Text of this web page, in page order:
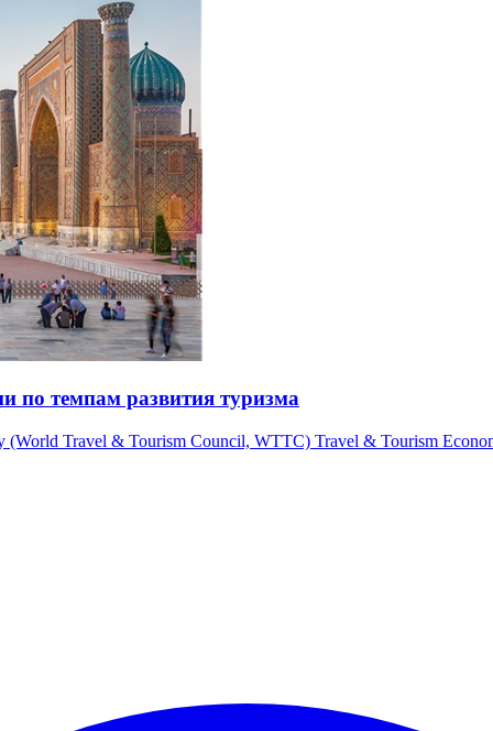
по темпам развития туризма
Travel & Tourism Council, WTTC) Travel & Tourism